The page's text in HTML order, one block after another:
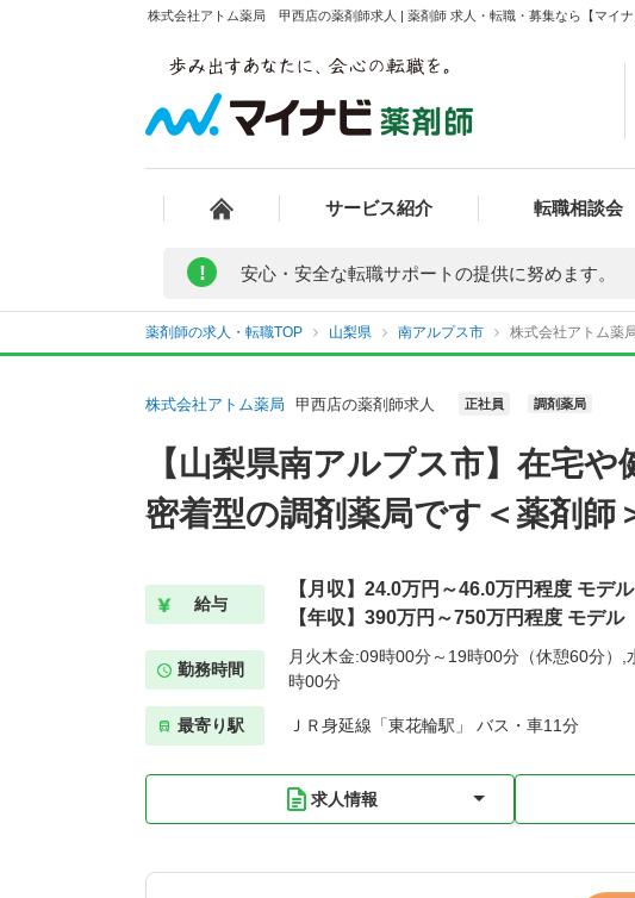
株式会社アトム薬局 甲西店の薬剤師求人 | 薬剤師 求人・転職・募集なら【マイナ
サービス紹介 転職相談会
! 安心・安全な転職サポートの提供に努めます。
薬剤師の求人・転職TOP 山梨県 南アルプス市 株式会社アトム薬
株式会社アトム薬局 甲西店の薬剤師求人 正社員 調剤薬局
【山梨県南アルプス市】在宅
密着型の調剤薬局です＜薬剤師
給与
【月収】24.0万円～46.0万円程度 モデル
【年収】390万円～750万円程度 モデル
勤務時間
月火木金:09時00分～19時00分（休憩60分）,
時00分
最寄り駅 ＪＲ身延線「東花輪駅」 バス・車11分
求人情報